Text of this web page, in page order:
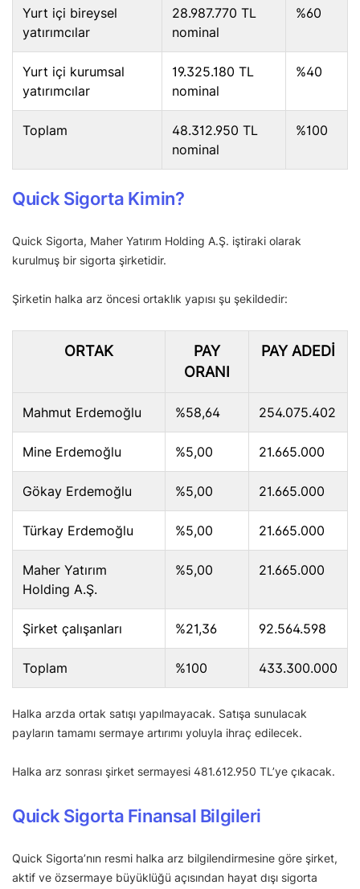
Yurt içi bireysel
yatırımcılar
28.987.770 TL
nominal
%60
Yurt içi kurumsal
yatırımcılar
19.325.180 TL
nominal
%40
Toplam
48.312.950 TL
nominal
%100
Quick Sigorta Kimin?
Quick Sigorta, Maher Yatırım Holding A.Ş. iştiraki olarak
kurulmuş bir sigorta şirketidir.
Şirketin halka arz öncesi ortaklık yapısı şu şekildedir:
ORTAK
PAY
ORANI
PAY ADEDI
Mahmut Erdemoğlu %58,64 254.075.402
Mine Erdemoğlu %5,00 21.665.000
Gökay Erdemoğlu %5,00 21.665.000
Türkay Erdemoğlu %5,00 21.665.000
Maher Yatırım
Holding A.Ş.
%5,00 21.665.000
Şirket çalışanları %21,36 92.564.598
Toplam %100 433.300.000
Halka arzda ortak satışı yapılmayacak. Satışa sunulacak
payların tamamı sermaye artırımı yoluyla ihraç edilecek.
Halka arz sonrası şirket sermayesi 481.612.950 TL’ye çıkacak.
Quick Sigorta Finansal Bilgileri
Quick Sigorta’nın resmi halka arz bilgilendirmesine göre şirket,
aktif ve özsermaye büyüklüğü açısından hayat dışı sigorta